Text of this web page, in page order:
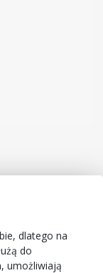
dlatego na
do
umożliwiają